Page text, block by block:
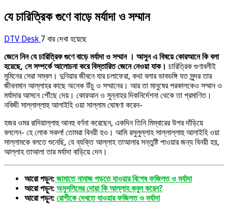
যে চারিত্রিক গুণে বাড়ে মর্যাদা ও সম্মান
DTV Desk 7 বার দেখা হয়েছে
জেনে নিন যে চারিত্রিক গুণে বাড়ে মর্যাদা ও সম্মান । আসুন এ বিষয়ে কোরআনে কি বলা
হয়েছে, সে সম্পর্কে আলোচনা করে বিস্তারিত জেনে নেওয়া যাক। চারিত্রিক গুণাবলীই
মুমিনের সেরা সম্বল। দুনিয়ার জীবনে যার চলাফেরা, কথা বলার ভাবভঙ্গি যত সুন্দর তার
জীবনমান আল্লাহর কাছে অনেক উঁচু ও সম্মানের। আর তা মানুষের পরকালকেও সম্মান ও
মর্যাদার আসনে পৌঁছে দেয়। কোরআন ও সুন্নাহর দিকনির্দেশনা থেকে তা প্রমাণিত।
নবিজী সাল্লাল্লাহু আলাইহি ওয়া সাল্লাম ঘোষণা করেন-
হজর ওমর রাদিয়াল্লাহু আনহু বর্ণনা করেছেন, একদিন তিনি মিম্বারের উপর দাঁড়িয়ে
বললেন- হে লোক সকল! তোমরা বিনয়ী হও। আমি রসুলুল্লাহ সাল্লাল্লাহু আলাইহি ওয়া
সাল্লামকে বলতে শুনেছি, যে ব্যক্তি আল্লাহ তাআলার সন্তুষ্টি পাওয়ার জন্য বিনয়ী হয়,
আল্লাহ তাআলা তার মর্যাদা বাড়িয়ে দেন।
আরো পড়ুন: জামাতে নামাজ পড়তে যাওয়ার বিশেষ ফজিলত ও মর্যাদা
আরো পড়ুন: অমুসলিমের দোয়া কি আল্লাহ কবুল করেন?
আরো পড়ুন: রোগীকে দেখতে যাওয়ার ফজিলত ও মর্যাদা